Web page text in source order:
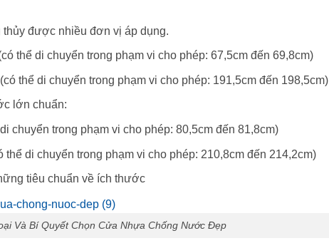
được nhiều đơn vị áp dụng.
thể di chuyển trong phạm vi cho phép: 67,5cm đến 69,8cm)
thể di chuyển trong phạm vi cho phép: 191,5cm đến 198,5cm)
lớn chuẩn:
chuyển trong phạm vi cho phép: 80,5cm đến 81,8cm)
di chuyển trong phạm vi cho phép: 210,8cm đến 214,2cm)
tiêu chuẩn về ích thước
Và Bí Quyết Chọn Cửa Nhựa Chống Nước Đẹp